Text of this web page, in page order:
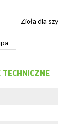
Zioła dla